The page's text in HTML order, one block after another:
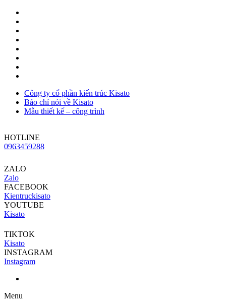
Công ty cổ phần kiến trúc Kisato
Báo chí nói về Kisato
Mẫu thiết kế – công trình
HOTLINE
0963459288
ZALO
Zalo
FACEBOOK
Kientruckisato
YOUTUBE
Kisato
TIKTOK
Kisato
INSTAGRAM
Instagram
Menu